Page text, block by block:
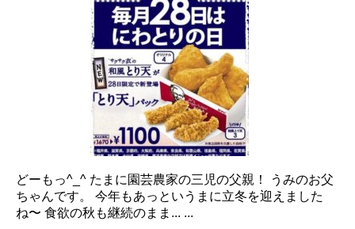
どーもっ^_^ たまに園芸農家の三児の父親！ うみのお父
ちゃんです。 今年もあっというまに立冬を迎えました
ね〜 食欲の秋も継続のまま... ...